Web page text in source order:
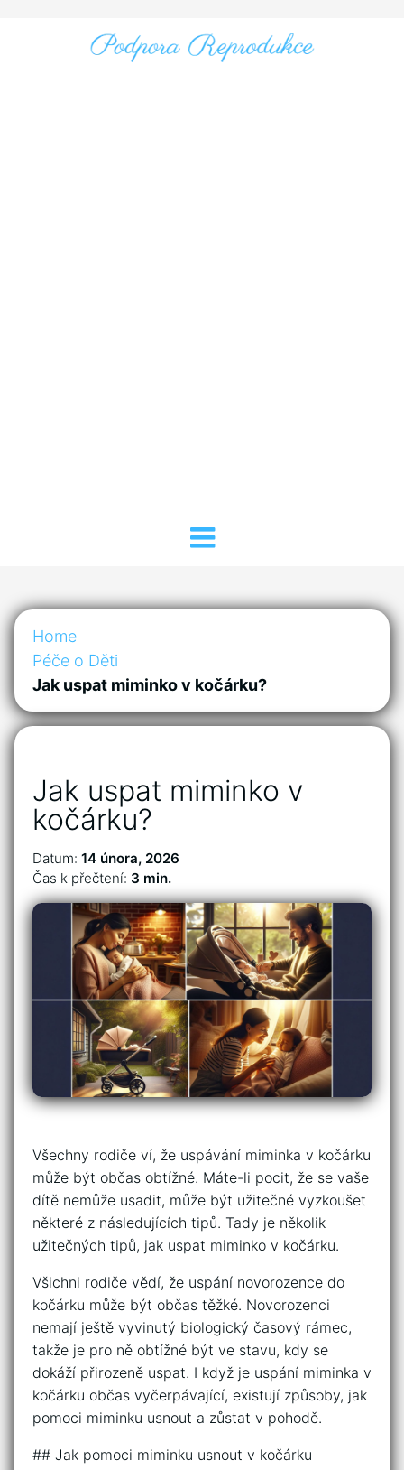
Home
Péče o Děti
Jak uspat miminko v kočárku?
Jak uspat miminko v
kočárku?
Datum: 14 února, 2026
Čas k přečtení: 3 min.
Všechny rodiče ví, že uspávání miminka v kočárku
může být občas obtížné. Máte-li pocit, že se vaše
dítě nemůže usadit, může být užitečné vyzkoušet
některé z následujících tipů. Tady je několik
užitečných tipů, jak uspat miminko v kočárku.
Všichni rodiče vědí, že uspání novorozence do
kočárku může být občas těžké. Novorozenci
nemají ještě vyvinutý biologický časový rámec,
takže je pro ně obtížné být ve stavu, kdy se
dokáží přirozeně uspat. I když je uspání miminka v
kočárku občas vyčerpávající, existují způsoby, jak
pomoci miminku usnout a zůstat v pohodě.
## Jak pomoci miminku usnout v kočárku